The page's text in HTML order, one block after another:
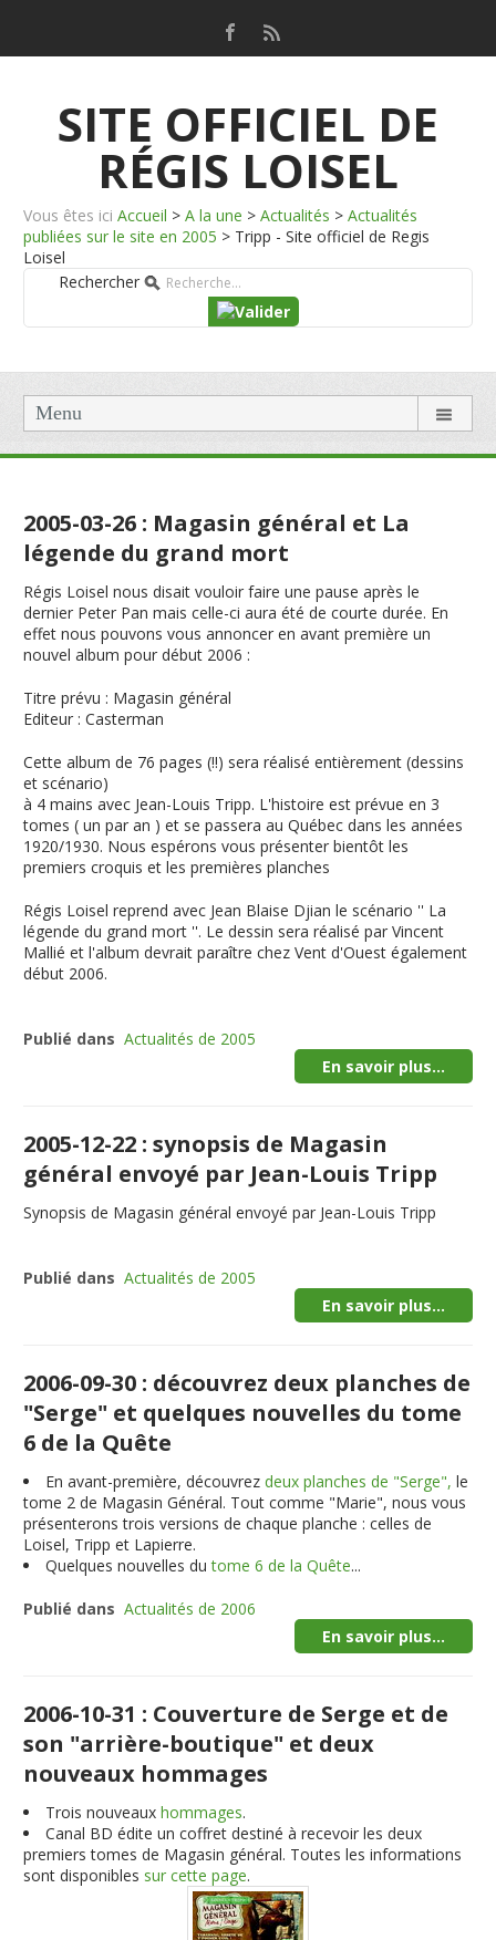
SITE OFFICIEL DE
RÉGIS LOISEL
Vous êtes ici Accueil > A la une > Actualités > Actualités
publiées sur le site en 2005 > Tripp - Site officiel de Regis
Loisel
Rechercher
Menu
2005-03-26 : Magasin général et La
légende du grand mort
Régis Loisel nous disait vouloir faire une pause après le
dernier Peter Pan mais celle-ci aura été de courte durée. En
effet nous pouvons vous annoncer en avant première un
nouvel album pour début 2006 :
Titre prévu : Magasin général
Editeur : Casterman
Cette album de 76 pages (!!) sera réalisé entièrement (dessins
et scénario)
à 4 mains avec Jean-Louis Tripp. L'histoire est prévue en 3
tomes ( un par an ) et se passera au Québec dans les années
1920/1930. Nous espérons vous présenter bientôt les
premiers croquis et les premières planches
Régis Loisel reprend avec Jean Blaise Djian le scénario '' La
légende du grand mort ''. Le dessin sera réalisé par Vincent
Mallié et l'album devrait paraître chez Vent d'Ouest également
début 2006.
Publié dans Actualités de 2005
En savoir plus...
2005-12-22 : synopsis de Magasin
général envoyé par Jean-Louis Tripp
Synopsis de Magasin général envoyé par Jean-Louis Tripp
Publié dans Actualités de 2005
En savoir plus...
2006-09-30 : découvrez deux planches de
"Serge" et quelques nouvelles du tome
6 de la Quête
En avant-première, découvrezdeux planches de "Serge", le
tome 2 de Magasin Général. Tout comme "Marie", nous vous
présenterons trois versions de chaque planche : celles de
Loisel, Tripp et Lapierre.
Quelques nouvelles dutome 6 de la Quête...
Publié dans Actualités de 2006
En savoir plus...
2006-10-31 : Couverture de Serge et de
son "arrière-boutique" et deux
nouveaux hommages
Trois nouveauxhommages.
Canal BD édite un coffret destiné à recevoir les deux
premiers tomes de Magasin général. Toutes les informations
sont disponibles sur cette page.